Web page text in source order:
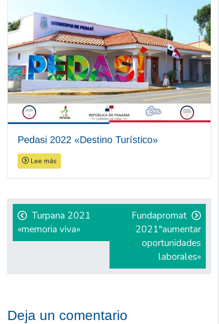
Pedasi 2022 «Destino Turístico»
Lee más
Navegación
de
entradas
Turpana 2021
«memoria viva»
Fundapromat
2021″aumentar
oportunidades
laborales»
Deja un comentario